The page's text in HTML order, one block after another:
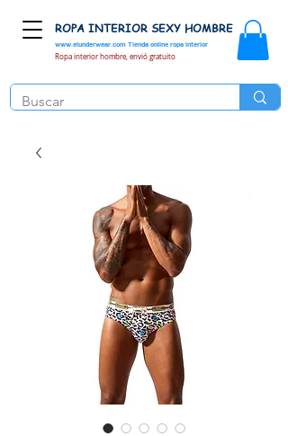
www.elunderwear.com Tienda online ropa interior
ROPA INTERIOR SEXY HOMBRE
Ropa interior hombre, envió gratuito